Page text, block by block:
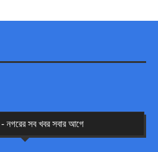
- নগরের সব খবর সবার আগে